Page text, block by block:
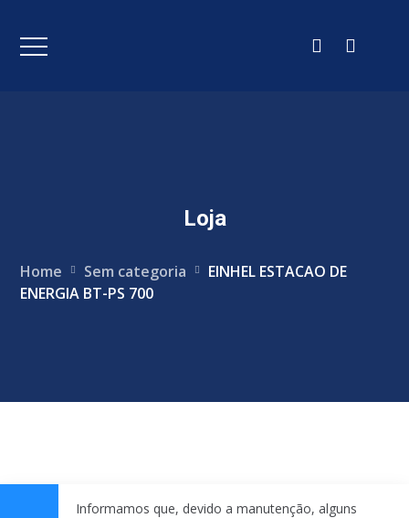
Loja
Home Sem categoria
EINHEL ESTACAO DE
ENERGIA BT-PS 700
Informamos que, devido a manutenção, alguns